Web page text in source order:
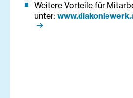
Weitere Vorteile für
unter: